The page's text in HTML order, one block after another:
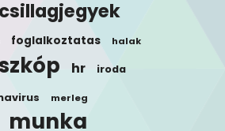
csillagjegyek
foglalkoztatas halak
hr iroda
merleg
munka